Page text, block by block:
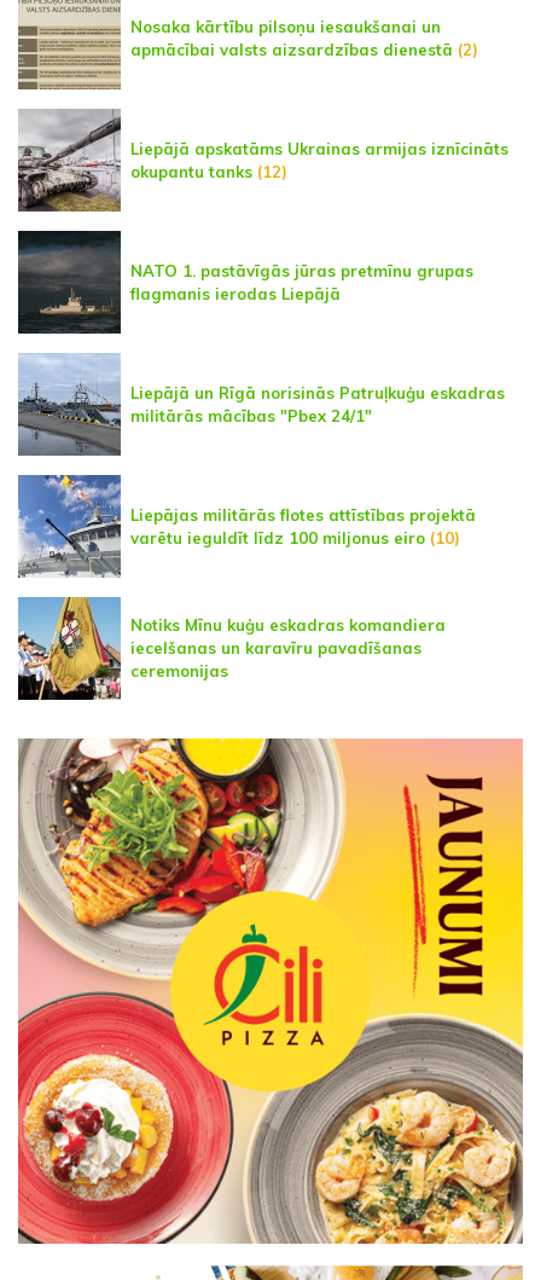
Nosaka kārtību pilsoņu iesaukšanai un
apmācībai valsts aizsardzības dienestā (2)
Liepājā apskatāms Ukrainas armijas iznīcināts
okupantu tanks (12)
NATO 1. pastāvīgās jūras pretmīnu grupas
flagmanis ierodas Liepājā
Liepājā un Rīgā norisinās Patruļkuģu eskadras
militārās mācības "Pbex 24/1"
Liepājas militārās flotes attīstības projektā
varētu ieguldīt līdz 100 miljonus eiro (10)
Notiks Mīnu kuģu eskadras komandiera
iecelšanas un karavīru pavadīšanas
ceremonijas